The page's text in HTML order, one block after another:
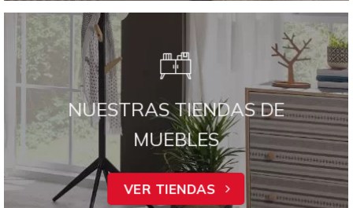
NUESTRAS TIENDAS DE
MUEBLES
VER TIENDAS